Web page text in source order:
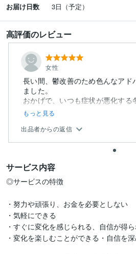
お届け日数 3日（予定）
高評価のレビュー
女性
長い間、鬱改善のため色んなアド
ました。
おかげで、いつも症状が悪化する
ています...
もっと見る
出品者からの返信
サービス内容
◎サービスの特徴
・努力や頑張り、お金を必要としない
・気軽にできる
・すぐに変化を感じられる、自信が得
・変化を楽しむことができる・自信を